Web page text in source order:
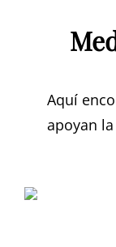
Aquí
apoyan